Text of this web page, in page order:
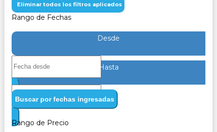
Eliminar todos los filtros aplicados
Rango de Fechas
Desde
Hasta
Buscar por fechas ingresadas
Rango de Precio